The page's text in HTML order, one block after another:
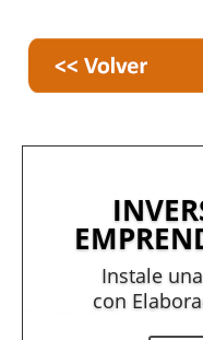
Instale
con